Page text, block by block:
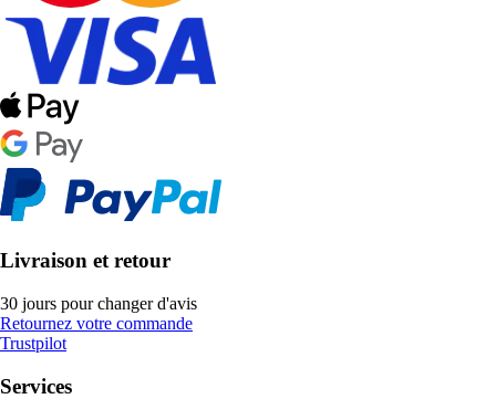
Livraison et retour
30 jours pour changer d'avis
Retournez votre commande
Trustpilot
Services